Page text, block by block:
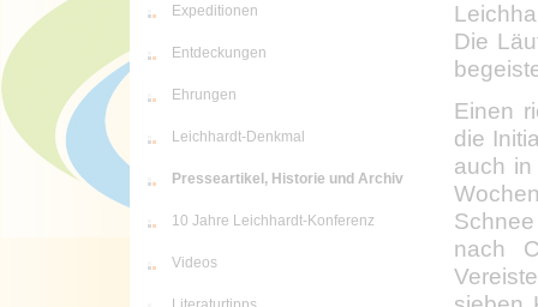
Expeditionen
Entdeckungen
Ehrungen
Leichhardt-Denkmal
Presseartikel, Historie und Archiv
10 Jahre Leichhardt-Konferenz
Videos
Die
Einen
die
auch
nach